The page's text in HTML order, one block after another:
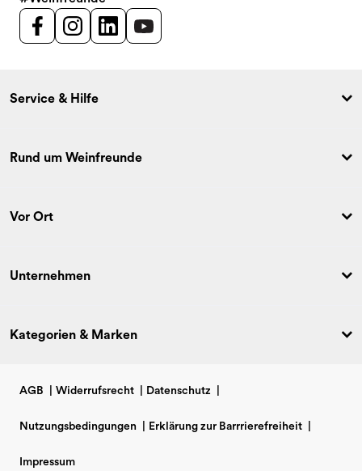
Service & Hilfe
Rund um Weinfreunde
Vor Ort
Unternehmen
Kategorien & Marken
AGB Widerrufsrecht Datenschutz
Nutzungsbedingungen Erklärung zur Barrrierefreiheit
Impressum